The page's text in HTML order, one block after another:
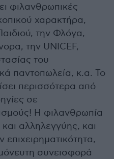
φιλανθρωπικές
χαρακτήρα,
την Φλόγα,
την UNICEF,
του
παντοπωλεία, κ.α. Το
περισσότερα από
σε
Η φιλανθρωπία
αλληλεγγύης, και
συνεισφορά